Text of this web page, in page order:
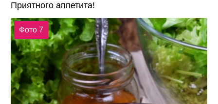
Приятного аппетита!
Фото 7